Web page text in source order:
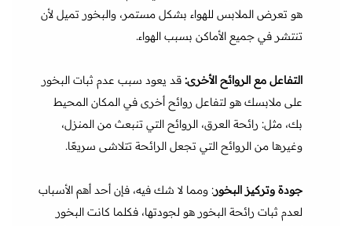
هو تعرض الملابس للهواء بشكل مستمر، والبخور تميل لأن
تنتشر في جميع الأماكن بسبب الهواء.
التفاعل مع الروائح الأخرى: قد يعود سبب عدم ثبات البخور
على ملابسك هو لتفاعل روائح أخرى في المكان المحيط
بك، مثل: رائحة العرق، الروائح التي تنبعث من المنزل،
وغيرها من الروائح التي تجعل الرائحة تتلاشى سريعًا.
جودة وتركيز البخور: ومما لا شك فيه، فإن أحد أهم الأسباب
لعدم ثبات رائحة البخور هو لجودتها، فكلما كانت البخور